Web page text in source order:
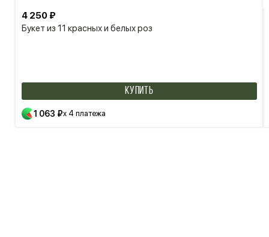
Букет из 11 красных и белых роз
4 250 ₽
КУПИТЬ
1 063 ₽x 4 платежа